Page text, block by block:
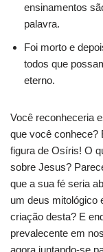
ensinamentos
palavra.
Foi morto e
todos que
eterno.
Você reconheceria
que você conhece?
figura de Osíris! O
sobre Jesus?
que a sua fé seria
um deus mitológico
criação desta? E
prevalecente em
agora juntando-se